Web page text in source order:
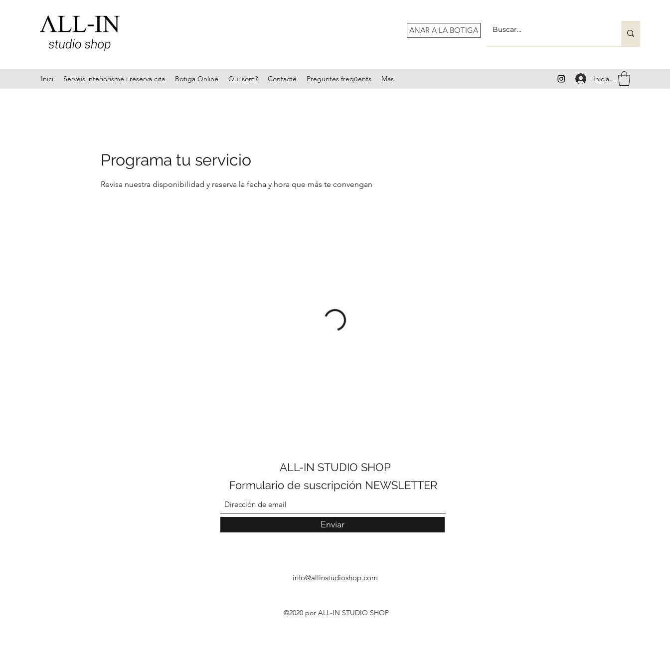
ANAR A LA BOTIGA
Inici Serveis interiorisme i reserva cita Botiga Online Qui som? Contacte Preguntes freqüents Más Iniciar sesión
Programa tu servicio
Revisa nuestra disponibilidad y reserva la fecha y hora que más te convengan
ALL-IN STUDIO SHOP
Formulario de suscripción NEWSLETTER
Enviar
info@allinstudioshop.com
©2020 por ALL-IN STUDIO SHOP